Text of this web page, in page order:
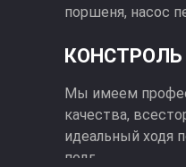
поршеня, насос
Мы имеем
качества,
идеальный ходя
подг...